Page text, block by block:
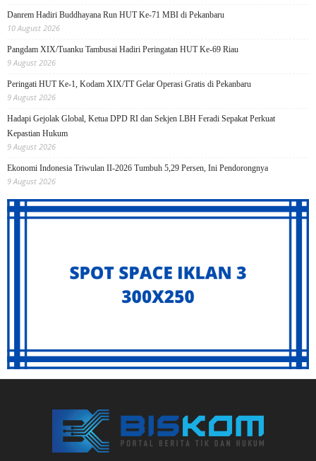
Danrem Hadiri Buddhayana Run HUT Ke-71 MBI di Pekanbaru
10 August 2026
Pangdam XIX/Tuanku Tambusai Hadiri Peringatan HUT Ke-69 Riau
9 August 2026
Peringati HUT Ke-1, Kodam XIX/TT Gelar Operasi Gratis di Pekanbaru
9 August 2026
Hadapi Gejolak Global, Ketua DPD RI dan Sekjen LBH Feradi Sepakat Perkuat
Kepastian Hukum
9 August 2026
Ekonomi Indonesia Triwulan II-2026 Tumbuh 5,29 Persen, Ini Pendorongnya
9 August 2026